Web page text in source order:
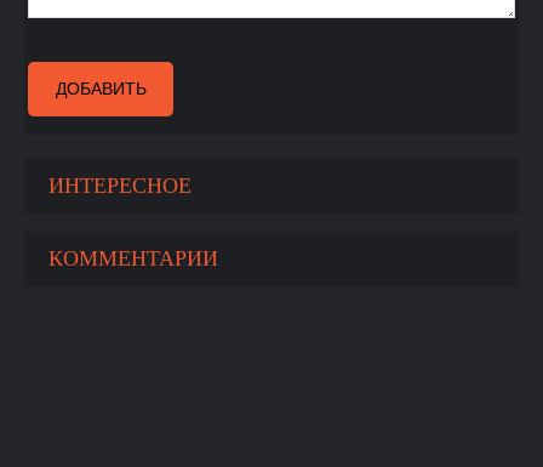
ДОБАВИТЬ
ИНТЕРЕСНОЕ
КОММЕНТАРИИ